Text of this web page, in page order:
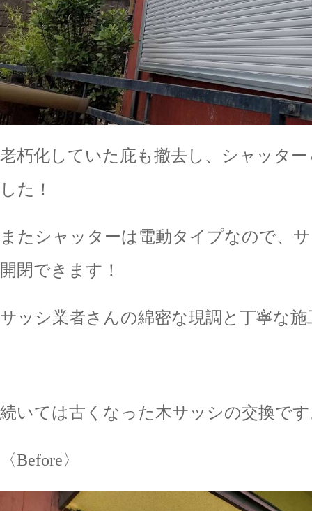
老朽化していた庇も撤去し、シャッタ
した！
またシャッターは電動タイプなので、
開閉できます！
サッシ業者さんの綿密な現調と丁寧な
続いては古くなった木サッシの交換で
〈Before〉